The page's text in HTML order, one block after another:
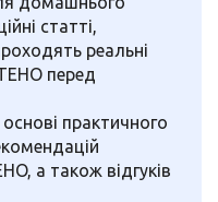
статті,
реальні
перед
практичного
а також відгуків